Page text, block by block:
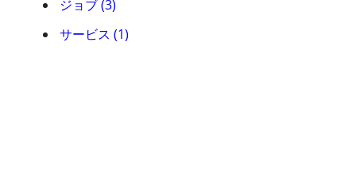
ジョブ (3)
サービス (1)